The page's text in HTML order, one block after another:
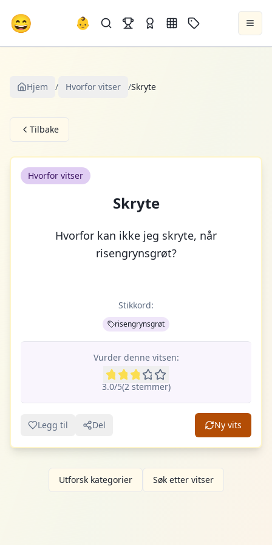
😄 👶
Hjem / Hvorfor vitser /Skryte
Tilbake
Hvorfor vitser
Skryte
Hvorfor kan ikke jeg skryte, når
risengrynsgrøt?
Stikkord:
risengrynsgrøt
Vurder denne vitsen:
3.0/5(2stemmer)
Legg til Del Ny vits
Utforsk kategorier Søk etter vitser